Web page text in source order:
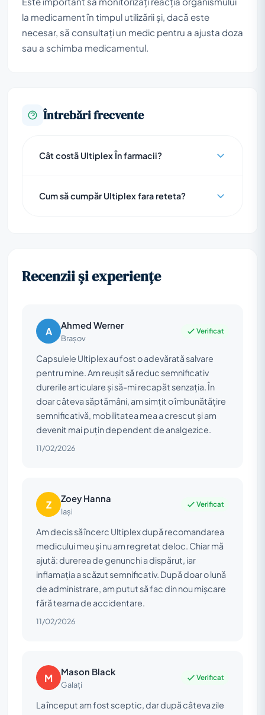
la medicament în timpul utilizării și, dacă este
necesar, să consultați un medic pentru a ajusta doza
sau a schimba medicamentul.
Întrebări frecvente
Cât costã Ultiplex În farmacii?
Cum să cumpăr Ultiplex fara reteta?
Recenzii și experiențe
A Ahmed Werner
Brașov
Verificat
Capsulele Ultiplex au fost o adevărată salvare
pentru mine. Am reușit să reduc semnificativ
durerile articulare și să-mi recapăt senzația. În
doar câteva săptămâni, am simțit o îmbunătățire
semnificativă, mobilitatea mea a crescut și am
devenit mai puțin dependent de analgezice.
11/02/2026
Z Zoey Hanna
Iași
Verificat
Am decis să încerc Ultiplex după recomandarea
medicului meu și nu am regretat deloc. Chiar mă
ajută: durerea de genunchi a dispărut, iar
inflamația a scăzut semnificativ. După doar o lună
de administrare, am putut să fac din nou mișcare
fără teama de accidentare.
11/02/2026
M Mason Black
Galați
Verificat
La început am fost sceptic, dar după câteva zile